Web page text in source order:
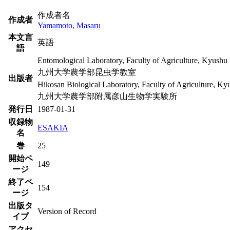
作成者
作成者名
Yamamoto, Masaru
本文言
語
英語
出版者
Entomological Laboratory, Faculty of Agriculture,
九州大学農学部昆虫学教室
Hikosan Biological Laboratory, Faculty of Agriculture,
九州大学農学部附属彦山生物学実験所
発行日
1987-01-31
収録物
名
ESAKIA
巻
25
開始ペ
ージ
149
終了ペ
ージ
154
出版タ
イプ
Version of Record